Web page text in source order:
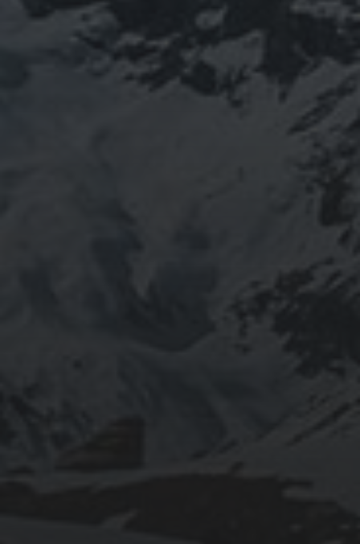
鍼灸＆整体の出張施術中もやっております。 お気軽に
ご連絡ください。